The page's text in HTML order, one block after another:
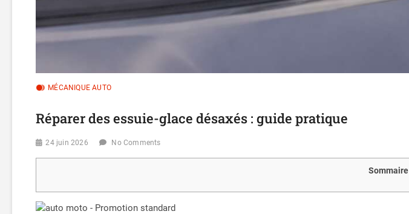
MÉCANIQUE AUTO
Réparer des essuie-glace désaxés : guide pratique
24 juin 2026 No Comments
Sommaire